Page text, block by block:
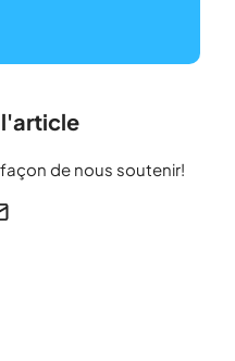
de nous soutenir!